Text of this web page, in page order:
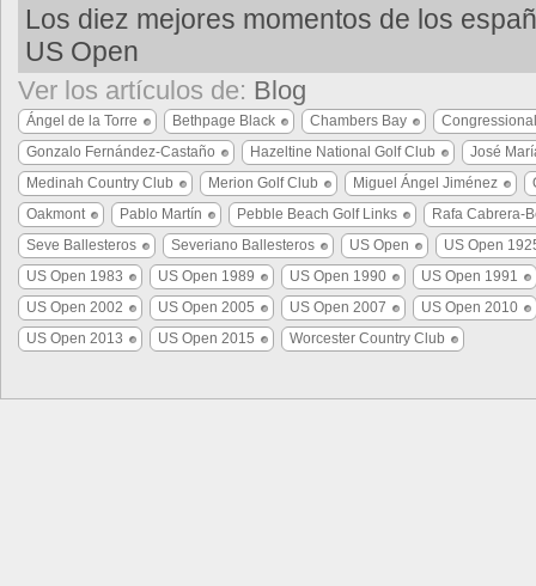
Los diez mejores momentos de los
US Open
Ver los artículos de: Blog
Ángel de la Torre Bethpage Black Chambers Bay
Gonzalo Fernández-Castaño
Hazeltine National Golf Club
José
Medinah Country Club
Merion Golf Club Miguel Ángel Jiménez
Oakmont
Pablo Martín Pebble Beach Golf Links
Rafa Cabrera-
Seve Ballesteros
Severiano Ballesteros US Open
US Open
US Open 1983
US Open 1989 US Open 1990
US Open 1991
US Open 2002
US Open 2005 US Open 2007
US Open 2010
US Open 2013
US Open 2015 Worcester Country Club